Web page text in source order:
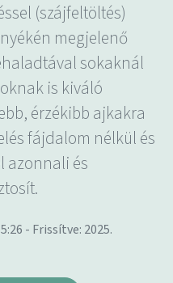
(szájfeltöltés)
megjelenő
sokaknál
is kiváló
érzékibb ajkakra
fájdalom nélkül és
azonnali és
- Frissítve: 2025.